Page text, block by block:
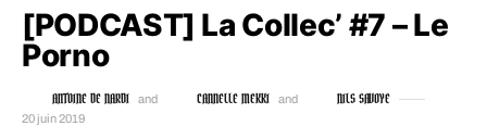
[PODCAST] La Collec’ #7 – Le
Porno
ANTOINE DE NARDI and CANNELLE MEKKI and NILS SAVOYE
20 juin 2019